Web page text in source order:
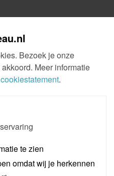
Bezoek je onze
Meer informatie
cookiestatement.
te zien
omdat wij je herkennen
te ontwikkelen
er bij AutoNiveau niet
onze vacatures!